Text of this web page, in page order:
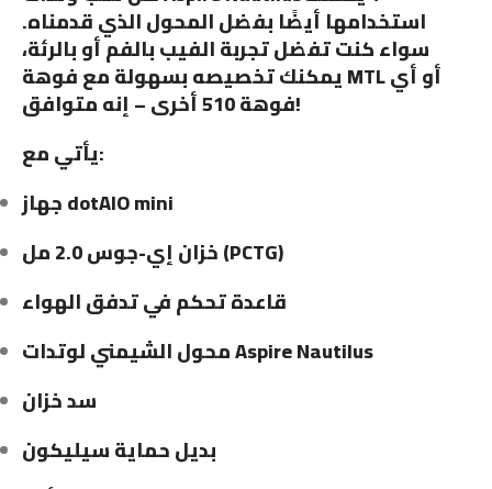
استخدامها أيضًا بفضل المحول الذي قدمناه.
سواء كنت تفضل تجربة الفيب بالفم أو بالرئة،
يمكنك تخصيصه بسهولة مع فوهة MTL أو أي
فوهة 510 أخرى – إنه متوافق!
يأتي مع:
جهاز dotAIO mini
خزان إي-جوس 2.0 مل (PCTG)
قاعدة تحكم في تدفق الهواء
محول الشيمني لوتدات Aspire Nautilus
سد خزان
بديل حماية سيليكون